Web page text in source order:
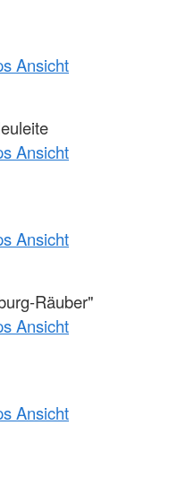
Ansicht
Ansicht
Ansicht
Räuber"
Ansicht
Ansicht